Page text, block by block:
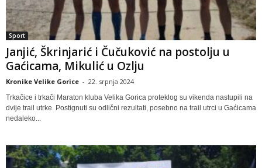
Sport
Janjić, Škrinjarić i Čučuković na postolju u
Gaćicama, Mikulić u Ozlju
Kronike Velike Gorice - 22. srpnja 2024
Trkačice i trkači Maraton kluba Velika Gorica proteklog su vikenda nastupili na
dvije trail utrke. Postignuti su odlični rezultati, posebno na trail utrci u Gaćicama
nedaleko...